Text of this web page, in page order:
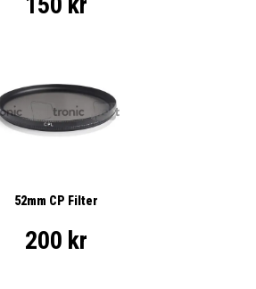
52mm CP Filter
200 kr